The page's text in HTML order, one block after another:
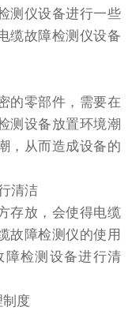
测仪设备进行一些
缆故障检测仪设备
零部件，需要在
测设备放置环境潮
，从而造成设备的
清洁
放，会使得电缆
故障检测仪的使用
障检测设备进行清
度